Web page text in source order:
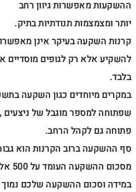
ההשקעות מאפשרות גיוון רחב
יותר ומצמצמות תנודתיות בתיק.
קרנות השקעה בעיקר אינן
להשקיע אלא רק לגופים מוסדיים
בלבד.
במקרים מיוחדים כגון השקעה
שפתוחה למספר מוגבל של
פתוחה גם לקהל הרחב.
סף ההשקעה ברוב הקרנות הוא
מסכום ההשקעה העומד על 500 אלף ש"ח ומעלה.
במידה וסכום ההשקעה שלכם נמוך